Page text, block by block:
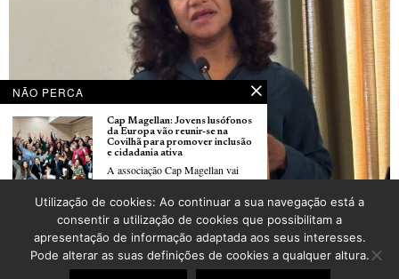
Edição, memória e migrações: Sandra Barradas, editora de livros sobre emigração
portuguesa
ANTÓNIO MARRUCHO
©2026LusoJornal | Todos os direitos reservados
NÃO PERCA
Cap Magellan: Jovens lusófonos
da Europa vão reunir-se na
Covilhã para promover inclusão
e cidadania ativa
A associação Cap Magellan vai
organizar,
Dijon celebra as suas raízes: 27ª
Semana Cultural Luso-Francesa
arranca com grande dinamismo
Teve início este fim de semana,
Utilização de cookies: Ao continuar a sua navegação está a
consentir a utilização de cookies que possibilitam a
apresentação de informação adaptada aos seus interesses.
Pode alterar as suas definições de cookies a qualquer altura.